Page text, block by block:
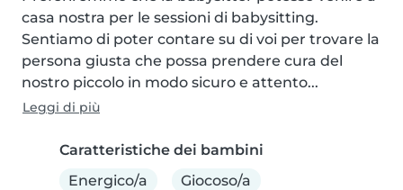
casa nostra per le sessioni di babysitting.
Sentiamo di poter contare su di voi per trovare la
persona giusta che possa prendere cura del
nostro piccolo in modo sicuro e attento...
Leggi di più
Caratteristiche dei bambini
Energico/a
Giocoso/a